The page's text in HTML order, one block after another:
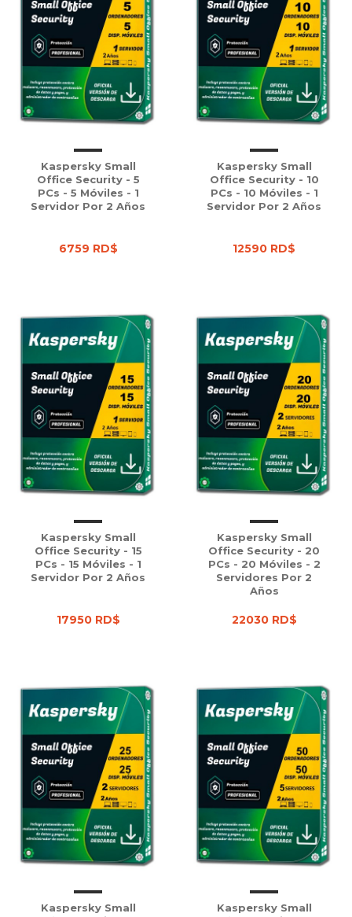
Kaspersky Small
Office Security - 5
PCs - 5 Móviles - 1
Servidor Por 2 Años
6759 RD$
Kaspersky Small
Office Security - 10
PCs - 10 Móviles - 1
Servidor Por 2 Años
12590 RD$
Kaspersky Small
Office Security - 15
PCs - 15 Móviles - 1
Servidor Por 2 Años
17950 RD$
Kaspersky Small
Office Security - 20
PCs - 20 Móviles - 2
Servidores Por 2
Años
22030 RD$
Kaspersky Small
Kaspersky Small